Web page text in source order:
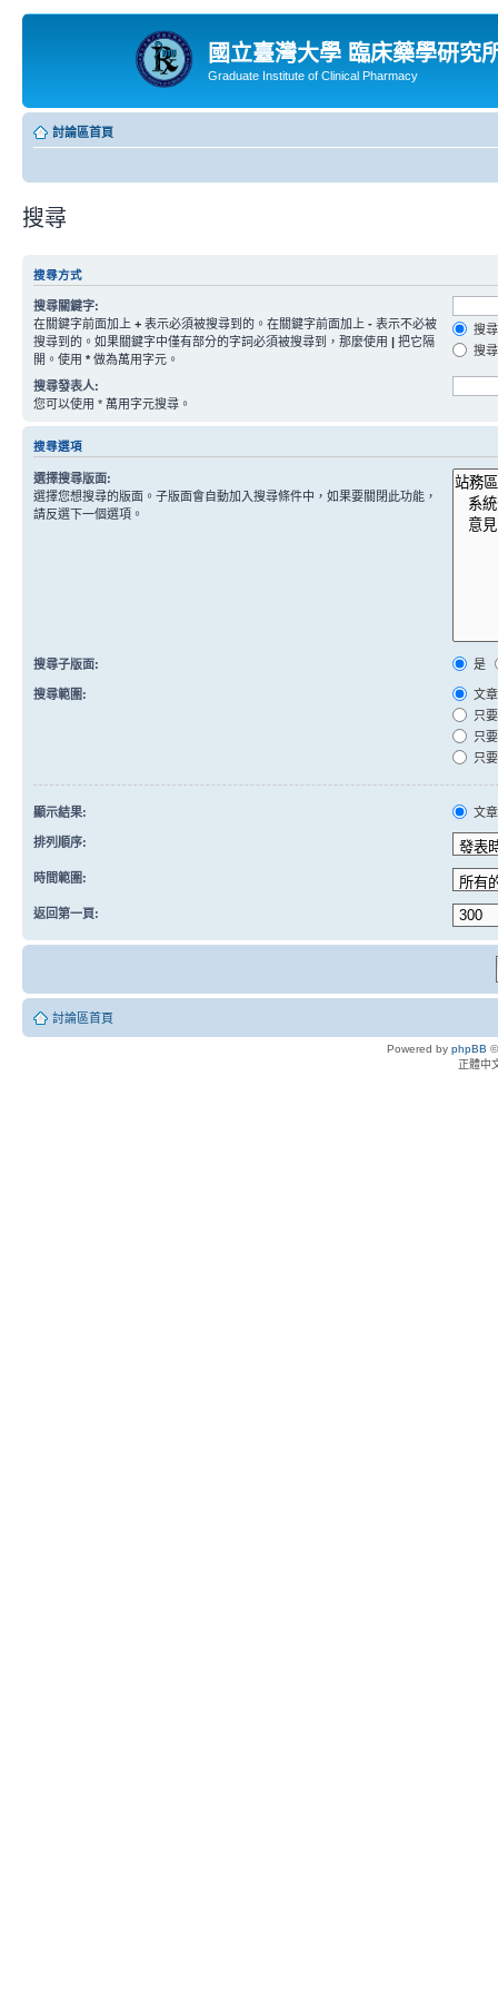
國立臺灣大學 臨床藥學研究
Graduate Institute of Clinical Pharmacy
討論區首頁
搜尋
搜尋方式
搜尋關鍵字:
在關鍵字前面加上 + 表示必須被搜尋到的。在關鍵字前面加上 - 表示不必被
搜尋到的。如果關鍵字中僅有部分的字詞必須被搜尋到，那麼使用 | 把它隔
開。使用 * 做為萬用字元。
搜
搜
搜尋發表人:
您可以使用 * 萬用字元搜尋。
搜尋選項
選擇搜尋版面:
選擇您想搜尋的版面。子版面會自動加入搜尋條件中，如果要關閉此功能，
請反選下一個選項。
搜尋子版面: 是
搜尋範圍:
文
只
只
只
顯示結果: 文章
排列順序:
時間範圍:
返回第一頁:
討論區首頁
Powered by phpBB
正體中